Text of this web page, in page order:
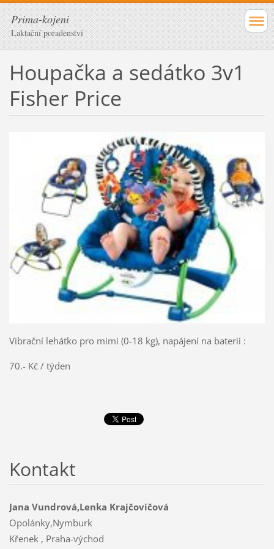
Prima-kojeni
Laktační poradenství
Houpačka a sedátko 3v1
Fisher Price
Vibrační lehátko pro mimi (0-18 kg), napájení na baterii :
70.- Kč / týden
Kontakt
Jana Vundrová,Lenka Krajčovičová
Opolánky,Nymburk
Křenek , Praha-východ